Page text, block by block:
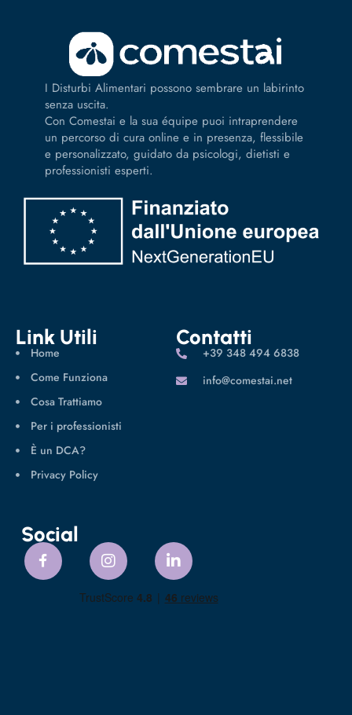
I Disturbi Alimentari possono sembrare un labirinto
senza uscita.
Con Comestai e la sua équipe puoi intraprendere
un percorso di cura online e in presenza, flessibile
e personalizzato, guidato da psicologi, dietisti e
professionisti esperti.
Link Utili
Home
Come Funziona
Cosa Trattiamo
Per i professionisti
È un DCA?
Privacy Policy
Contatti
‪+39 348 494 6838
info@comestai.net
Social